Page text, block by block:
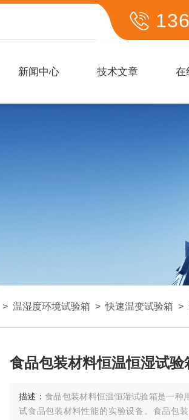
新闻中心 技术文章 在
> 温湿度环境试验箱 >快速温变试验箱 >
食品包装材料恒温恒湿试验
描述：食品包装材料恒温恒湿试验箱是一种
试食品包装材料性能的实验设备。食品包